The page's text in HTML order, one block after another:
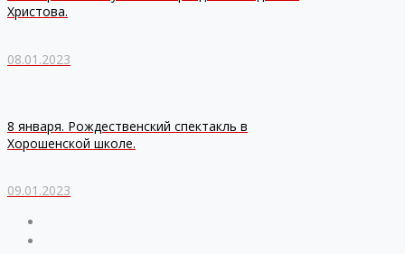
Христова.
08.01.2023
8 января. Рождественский спектакль в
Хорошенской школе.
09.01.2023